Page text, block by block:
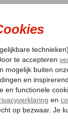
ZOMER 2026
Laagsteprijsgarantie*